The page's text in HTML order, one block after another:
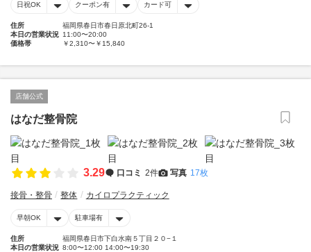
日祝OK クーポン有 カード可
住所
福岡県春日市春日原北町26-1
本日の営業状況 11:00〜20:00
価格帯
￥2,310〜￥15,840
店舗公式
はなだ整骨院
3.29 口コミ 2件 写真 17枚
接骨・整骨 整体 カイロプラクティック
早朝OK 駐車場有
住所
福岡県春日市下白水南５丁目２０−１
本日の営業状況 8:00〜12:00 14:00〜19:30